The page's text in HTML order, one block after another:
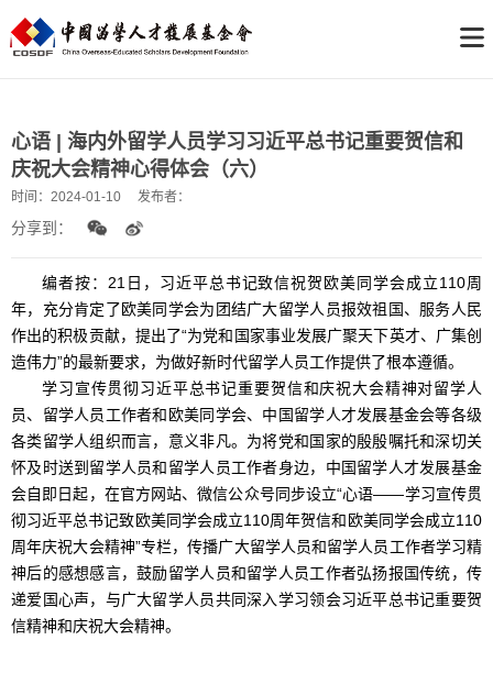
心语 | 海内外留学人员学习习近平总书记重要贺信和
庆祝大会精神心得体会（六）
时间： 2024-01-10 发布者：
分享到：
编者按：21日，习近平总书记致信祝贺欧美同学会成立110周
年，充分肯定了欧美同学会为团结广大留学人员报效祖国、服务人民
作出的积极贡献，提出了“为党和国家事业发展广聚天下英才、广集创
造伟力”的最新要求，为做好新时代留学人员工作提供了根本遵循。
学习宣传贯彻习近平总书记重要贺信和庆祝大会精神对留学人
员、留学人员工作者和欧美同学会、中国留学人才发展基金会等各级
各类留学人组织而言，意义非凡。为将党和国家的殷殷嘱托和深切关
怀及时送到留学人员和留学人员工作者身边，中国留学人才发展基金
会自即日起，在官方网站、微信公众号同步设立“心语——学习宣传贯
彻习近平总书记致欧美同学会成立110周年贺信和欧美同学会成立110
周年庆祝大会精神”专栏，传播广大留学人员和留学人员工作者学习精
神后的感想感言，鼓励留学人员和留学人员工作者弘扬报国传统，传
递爱国心声，与广大留学人员共同深入学习领会习近平总书记重要贺
信精神和庆祝大会精神。